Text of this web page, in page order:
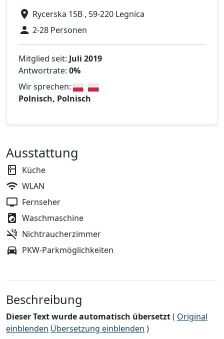
Rycerska 15B , 59-220 Legnica
2-28 Personen
Mitglied seit: Juli 2019
Antwortrate: 0%
Wir sprechen:
Polnisch, Polnisch
Ausstattung
Küche
WLAN
Fernseher
Waschmaschine
Nichtraucherzimmer
PKW-Parkmöglichkeiten
Beschreibung
Dieser Text wurde automatisch übersetzt( Original
einblenden Übersetzung einblenden )